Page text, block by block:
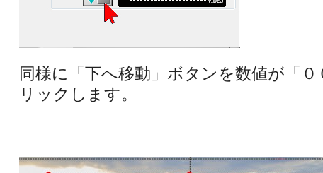
同様に「下へ移動」ボタンを数値が「
リックします。